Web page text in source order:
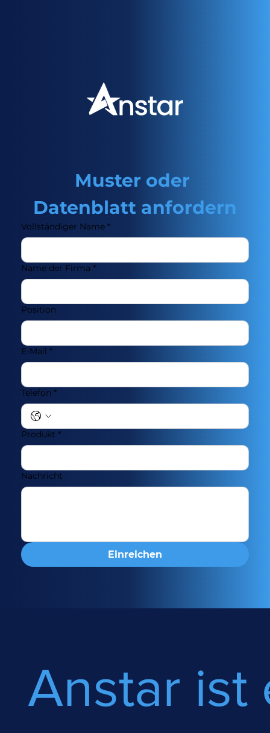
Muster oder
Datenblatt anfordern
Vollständiger Name *
Name der Firma *
Position
E-Mail *
Telefon *
Produkt *
Nachricht
Einreichen
Anstar ist